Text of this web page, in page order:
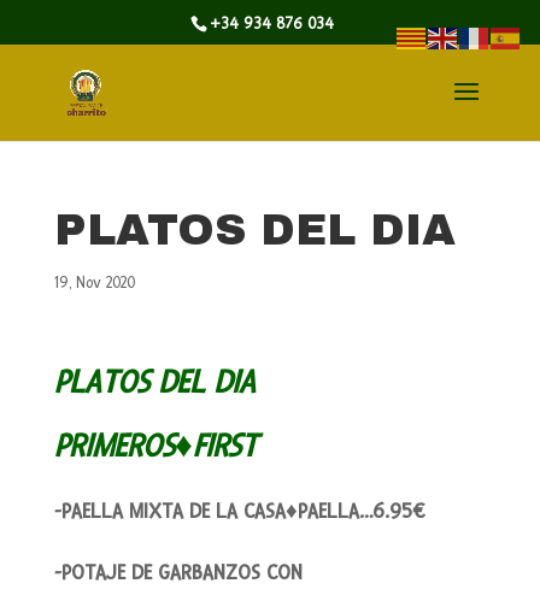
+34 934 876 034
PLATOS DEL DIA
19, Nov 2020
PLATOS DEL DIA
PRIMEROS♦FIRST
-PAELLA MIXTA DE LA CASA♦PAELLA…6.95€
-POTAJE DE GARBANZOS CON